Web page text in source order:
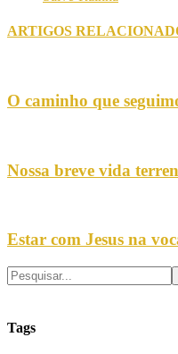
ARTIGOS
O caminho que
Nossa breve vida
Estar com Jesus na
Tags